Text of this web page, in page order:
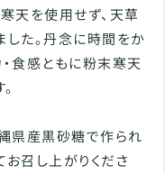
天を使用せず、天草
た。丹念に時間をか
食感ともに粉末寒天
県産黒砂糖で作られ
召し上がりくださ